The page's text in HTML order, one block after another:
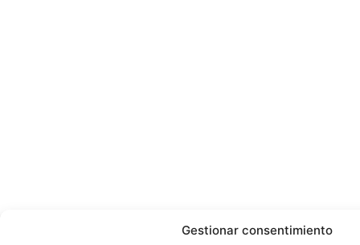
Gestionar consentimiento